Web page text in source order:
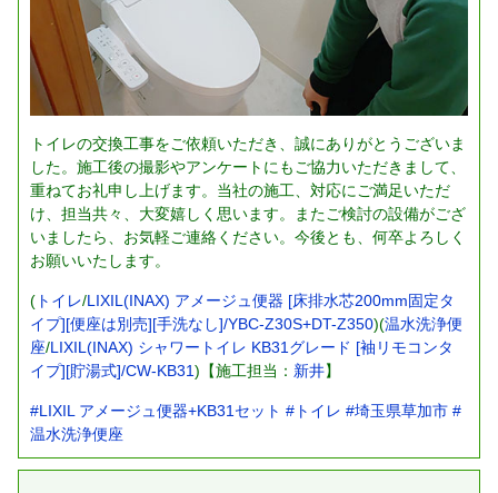
トイレの交換工事をご依頼いただき、誠にありがとうございま
した。施工後の撮影やアンケートにもご協力いただきまして、
重ねてお礼申し上げます。当社の施工、対応にご満足いただ
け、担当共々、大変嬉しく思います。またご検討の設備がござ
いましたら、お気軽ご連絡ください。今後とも、何卒よろしく
お願いいたします。
( トイレ/LIXIL(INAX) アメージュ便器 [床排水芯200mm固定タ
イプ][便座は別売][手洗なし]/YBC-Z30S+DT-Z350)(温水洗浄便
座/LIXIL(INAX) シャワートイレ KB31グレード [袖リモコンタ
イプ][貯湯式]/CW-KB31)【施工担当： 新井】
#LIXIL アメージュ便器+KB31セット #トイレ #埼玉県草加市 #
温水洗浄便座